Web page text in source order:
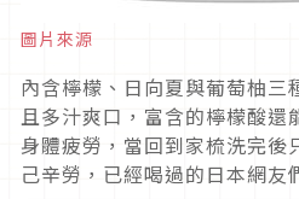
圖片來源
內含檸檬、日向夏與葡萄柚三
且多汁爽口，富含的檸檬酸還
身體疲勞，當回到家梳洗完後
己辛勞，已經喝過的日本網友